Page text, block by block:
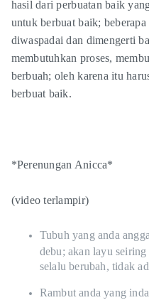
hasil dari perbuatan baik
untuk berbuat baik;
diwaspadai dan dimengerti
membutuhkan proses,
berbuah; oleh karena itu
berbuat baik.
*Perenungan Anicca*
(video terlampir)
Tubuh yang anda
debu; akan layu
selalu berubah, tidak
Rambut anda yang